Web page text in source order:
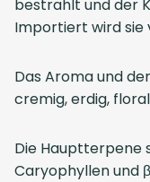
bestrahlt und der
Importiert wird sie
Das Aroma und
cremig, erdig,
Die Hauptterpene
Caryophyllen und